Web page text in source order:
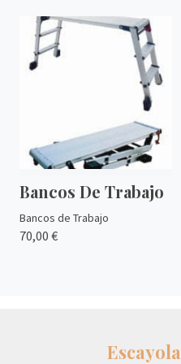
Bancos De Trabajo
Bancos de Trabajo
70,00 €